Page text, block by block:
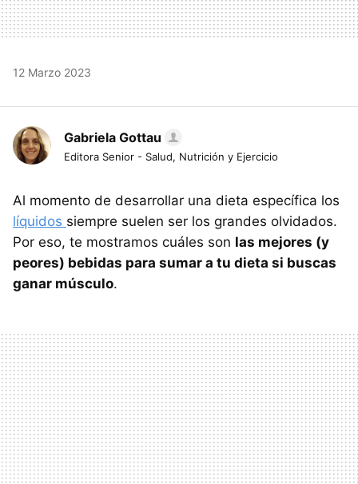
12 Marzo 2023
Gabriela Gottau
Editora Senior - Salud, Nutrición y Ejercicio
Al momento de desarrollar una dieta específica los
líquidos siempre suelen ser los grandes olvidados.
Por eso, te mostramos cuáles son las mejores (y
peores) bebidas para sumar a tu dieta si buscas
ganar músculo.